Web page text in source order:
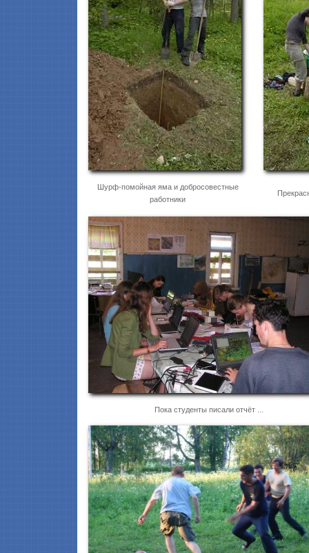
Шурф-помойная яма и добросовестные
работники
Пока студенты писали отчёт ...